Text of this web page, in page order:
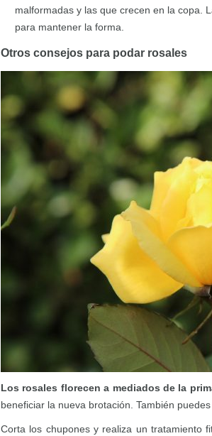
malformadas y las que crecen en la copa.
para mantener la forma.
Otros consejos para podar rosales
Los rosales florecen a mediados de la
beneficiar la nueva brotación. También
Corta los chupones y realiza un tratamiento